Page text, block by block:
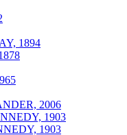
1894
2006
1903
1903